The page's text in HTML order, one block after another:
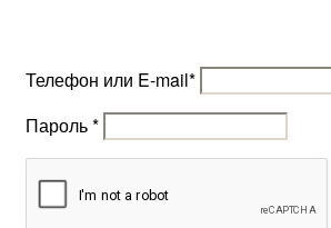
Телефон или E-mail*
Пароль*